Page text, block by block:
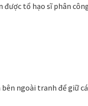
tổ hạo sĩ phân
ngoài tranh để giữ